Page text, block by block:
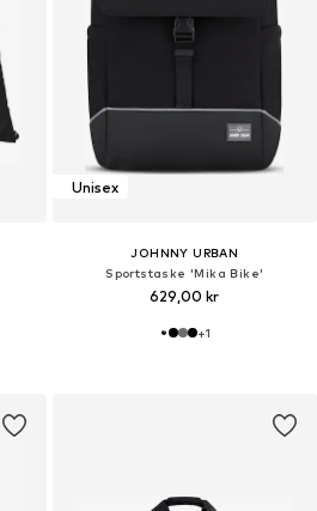
Unisex
JOHNNY URBAN
Sportstaske 'Mika Bike'
629,00 kr
+1